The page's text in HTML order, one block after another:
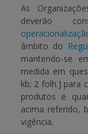
As
deverão
âmbito do
mantendo-se
medida em
kb; 2 folh.] para
produtos e
acima referido,
vigência.